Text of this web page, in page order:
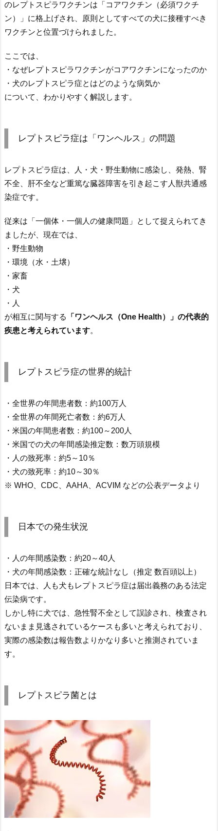
のレプトスピラワクチンは「コアワクチン（必須ワクチ
ン）」に格上げされ、原則としてすべての犬に接種すべき
ワクチンと位置づけられました。
ここでは、
・なぜレプトスピラワクチンがコアワクチンになったのか
・犬のレプトスピラ症とはどのような病気か
について、わかりやすく解説します。
レプトスピラ症は「ワンヘルス」の問題
レプトスピラ症は、人・犬・野生動物に感染し、発熱、腎
不全、肝不全など重篤な臓器障害を引き起こす人獣共通感
染症です。
従来は「一個体・一個人の健康問題」として捉えられてき
ましたが、現在では、
・野生動物
・環境（水・土壌）
・家畜
・犬
・人
が相互に関与する
「ワンヘルス（One Health）」の代表的
疾患と考えられています。
レプトスピラ症の世界的統計
・全世界の年間患者数：約100万人
・全世界の年間死亡者数：約6万人
・米国の年間患者数：約100～200人
・米国での犬の年間感染推定数：数万頭規模
・人の致死率：約5～10％
・犬の致死率：約10～30％
※ WHO、CDC、AAHA、ACVIM などの公表データより
日本での発生状況
・人の年間感染数：約20～40人
・犬の年間感染数：正確な統計なし（推定 数百頭以上）
日本では、人も犬もレプトスピラ症は届出義務のある法定
伝染病です。
しかし特に犬では、急性腎不全として誤診され、検査され
ないまま見逃されているケースも多いと考えられており、
実際の感染数は報告数よりかなり多いと推測されていま
す。
レプトスピラ菌とは